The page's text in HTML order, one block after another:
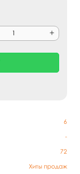
6
-
72
Хиты продаж